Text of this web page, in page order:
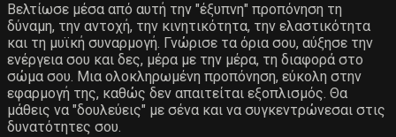
Βελτίωσε μέσα από αυτή την "έξυπνη" προπόνηση τη
δύναμη, την αντοχή, την κινητικότητα, την ελαστικότητα
και τη μυϊκή συναρμογή. Γνώρισε τα όρια σου, αύξησε την
ενέργεια σου και δες, μέρα με την μέρα, τη διαφορά στο
σώμα σου. Μια ολοκληρωμένη προπόνηση, εύκολη στην
εφαρμογή της, καθώς δεν απαιτείται εξοπλισμός. Θα
μάθεις να "δουλεύεις" με σένα και να συγκεντρώνεσαι στις
δυνατότητες σου.